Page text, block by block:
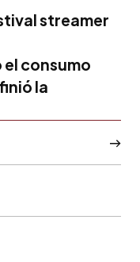
streamer
el consumo
la